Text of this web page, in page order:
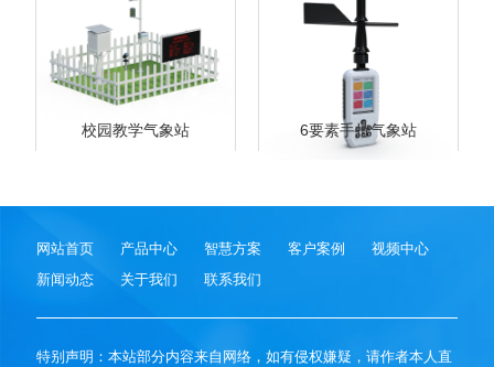
校园教学气象站 6要素手持气象站
网站首页 产品中心 智慧方案 客户案例
视频中心
新闻动态
关于我们 联系我们
特别声明：本站部分内容来自网络，如有侵权嫌疑，请作者本人直